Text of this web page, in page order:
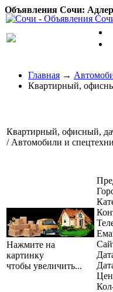
Объявления Сочи:
Главная →
Квартирный,
Квартирный, офисный,
/ Автомобили и
Нажмите на
картинку
чтобы увеличить...